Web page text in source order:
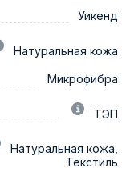
Уикенд
Натуральная кожа
Микрофибра
ТЭП
Натуральная кожа,
Текстиль